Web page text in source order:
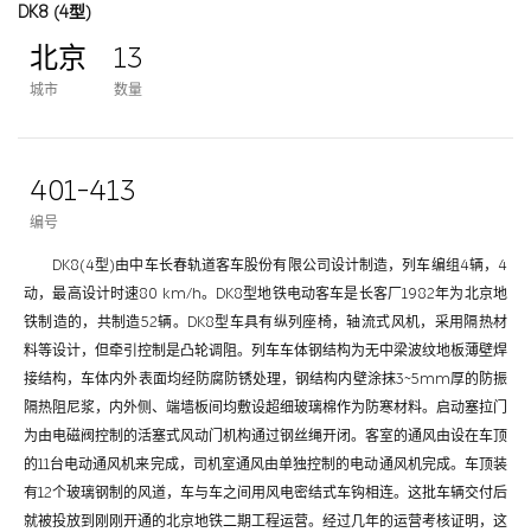
DK8 (4型)
北京
城市
13
数量
401-413
编号
DK8(4型)由中车长春轨道客车股份有限公司设计制造，列车编组4辆，4
动，最高设计时速80 km/h。DK8型地铁电动客车是长客厂1982年为北京地
铁制造的，共制造52辆。DK8型车具有纵列座椅，轴流式风机，采用隔热材
料等设计，但牵引控制是凸轮调阻。列车车体钢结构为无中梁波纹地板薄壁焊
接结构，车体内外表面均经防腐防锈处理，钢结构内壁涂抹3~5mm厚的防振
隔热阻尼浆，内外侧、端墙板间均敷设超细玻璃棉作为防寒材料。启动塞拉门
为由电磁阀控制的活塞式风动门机构通过钢丝绳开闭。客室的通风由设在车顶
的11台电动通风机来完成，司机室通风由单独控制的电动通风机完成。车顶装
有12个玻璃钢制的风道，车与车之间用风电密结式车钩相连。这批车辆交付后
就被投放到刚刚开通的北京地铁二期工程运营。经过几年的运营考核证明，这